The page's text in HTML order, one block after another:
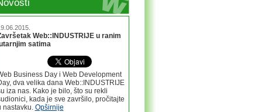
Web::INDUSTRIJE u ranim
satima
Business Day i Web Development
dva velika dana Web::INDUSTRIJE
iza nas. Kako je bilo, što su rekli
kada je sve završilo, pročitajte
nastavku. Opširnije